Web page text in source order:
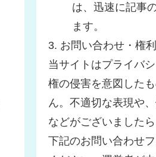
は、迅速に記事
ます。
3. お問い合わせ・権
当サイトはプライバ
権の侵害を意図した
ん。不適切な表現や
などがございました
下記のお問い合わせ